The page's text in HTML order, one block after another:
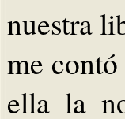
nuestra
me
ella la